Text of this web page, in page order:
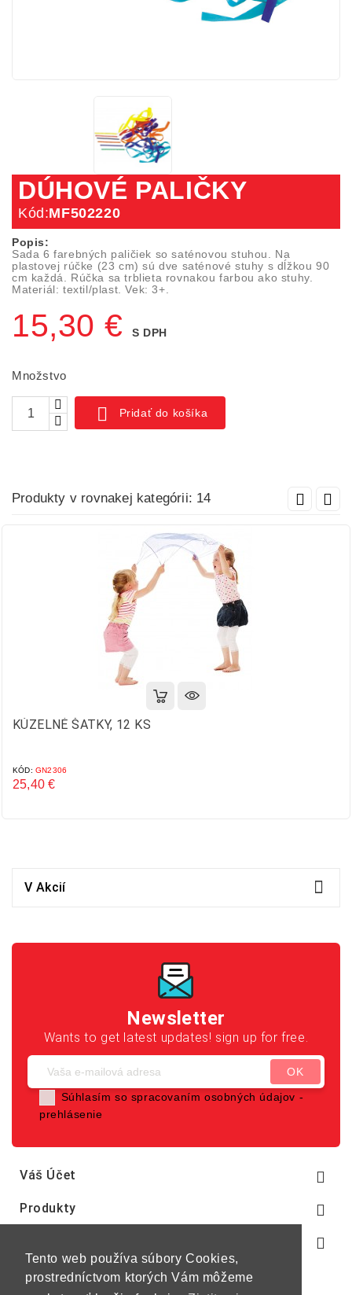
Tento web používa súbory Cookies,
prostredníctvom ktorých Vám môžeme
DÚHOVÉ PALIČKY
Kód:MF502220
Popis:
Sada 6 farebných paličiek so saténovou stuhou. Na
plastovej rúčke (23 cm) sú dve saténové stuhy s dĺžkou 90
cm každá. Rúčka sa trblieta rovnakou farbou ako stuhy.
Materiál: textil/plast. Vek: 3+.
15,30 € S DPH
Množstvo
 Pridať do košíka
Produkty v rovnakej kategórii: 14
KÚZELNÉ ŠATKY, 12 KS
KÓD: GN2306
25,40 €
V Akcií 
Newsletter
Wants to get latest updates! sign up for free.
Súhlasím so spracovaním osobných údajov -
prehlásenie
Váš Účet 
Produkty 
